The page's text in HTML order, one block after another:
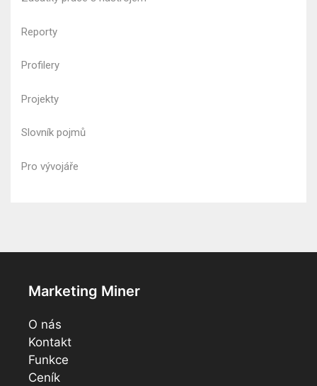
Reporty
Profilery
Projekty
Slovník pojmů
Pro vývojáře
Marketing Miner
O nás
Kontakt
Funkce
Ceník